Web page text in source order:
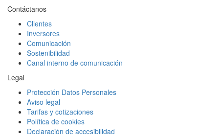
Contáctanos
Clientes
Inversores
Comunicación
Sostenibilidad
Canal interno de comunicación
Legal
Protección Datos Personales
Aviso legal
Tarifas y cotizaciones
Política de cookies
Declaración de accesibilidad